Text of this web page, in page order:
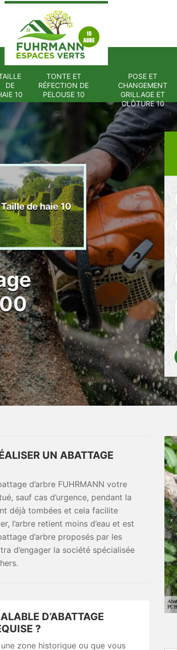
DE
10
TONTE ET
RÉFECTION DE
PELOUSE 10
POSE ET
CHANGEMENT
GRILLAGE ET
CLÔTURE 10
Taille de haie 10
Tonte et réfection
de pelouse 10
UN ABATTAGE
d’arbre FUHRMANN votre
sauf cas d’urgence, pendant la
déjà tombées et cela facilite
l’arbre retient moins d’eau et est
d’arbre proposés par les
d’engager la société spécialisée
D’ABATTAGE
?
zone historique ou que vous